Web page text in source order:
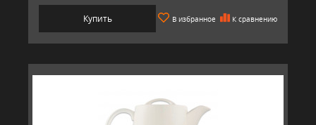
Купить В избранное К сравнению